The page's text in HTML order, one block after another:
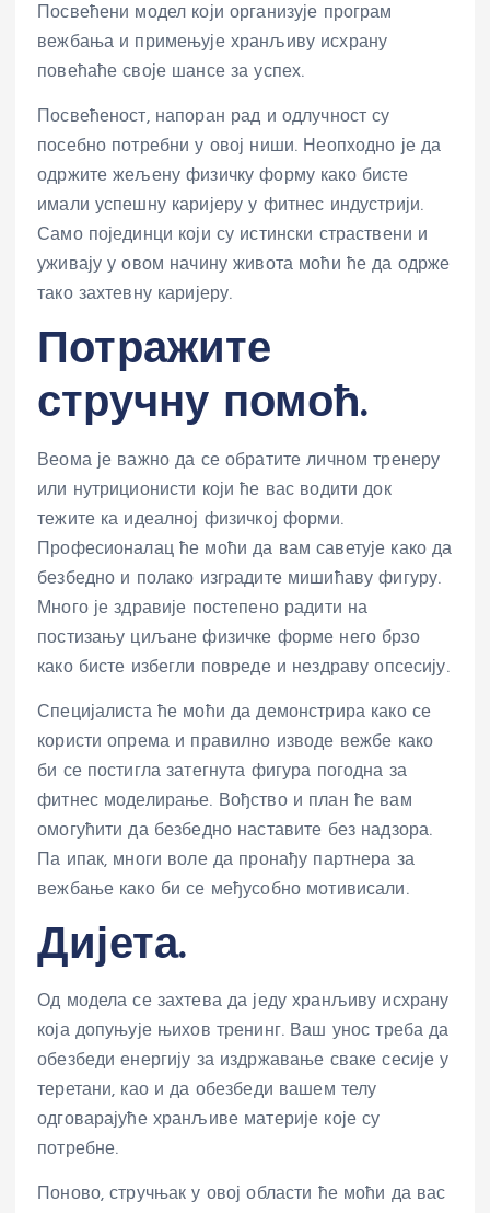
Посвећени модел који организује програм
вежбања и примењује хранљиву исхрану
повећаће своје шансе за успех.
Посвећеност, напоран рад и одлучност су
посебно потребни у овој ниши. Неопходно је да
одржите жељену физичку форму како бисте
имали успешну каријеру у фитнес индустрији.
Само појединци који су истински страствени и
уживају у овом начину живота моћи ће да одрже
тако захтевну каријеру.
Потражите
стручну помоћ.
Веома је важно да се обратите личном тренеру
или нутриционисти који ће вас водити док
тежите ка идеалној физичкој форми.
Професионалац ће моћи да вам саветује како да
безбедно и полако изградите мишићаву фигуру.
Много је здравије постепено радити на
постизању циљане физичке форме него брзо
како бисте избегли повреде и нездраву опсесију.
Специјалиста ће моћи да демонстрира како се
користи опрема и правилно изводе вежбе како
би се постигла затегнута фигура погодна за
фитнес моделирање. Вођство и план ће вам
омогућити да безбедно наставите без надзора.
Па ипак, многи воле да пронађу партнера за
вежбање како би се међусобно мотивисали.
Дијета.
Од модела се захтева да једу хранљиву исхрану
која допуњује њихов тренинг. Ваш унос треба да
обезбеди енергију за издржавање сваке сесије у
теретани, као и да обезбеди вашем телу
одговарајуће хранљиве материје које су
потребне.
Поново, стручњак у овој области ће моћи да вас